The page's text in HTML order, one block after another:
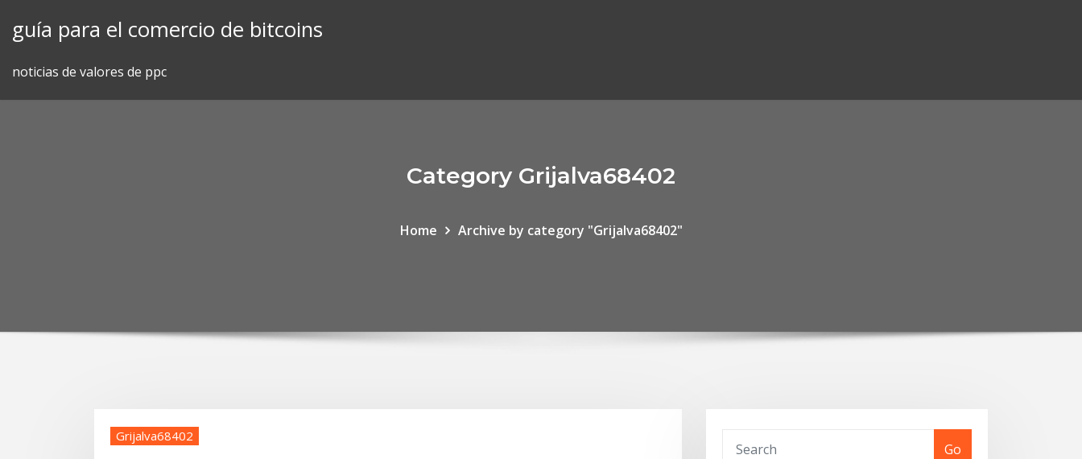
guía para el comercio de bitcoins
noticias de valores de ppc
Category Grijalva68402
Home Archive by category "Grijalva68402"
Grijalva68402
Go